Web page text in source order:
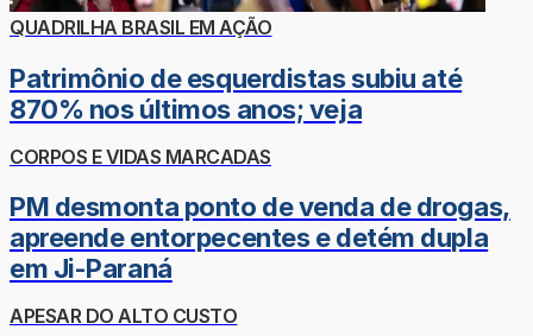
QUADRILHA BRASIL EM AÇÃO
Patrimônio de esquerdistas subiu até
870% nos últimos anos; veja
CORPOS E VIDAS MARCADAS
PM desmonta ponto de venda de drogas,
apreende entorpecentes e detém dupla
em Ji-Paraná
APESAR DO ALTO CUSTO